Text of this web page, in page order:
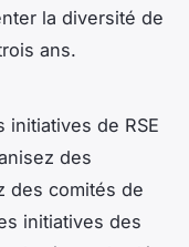
la diversité de
ans.
initiatives de RSE
des
des comités de
initiatives des